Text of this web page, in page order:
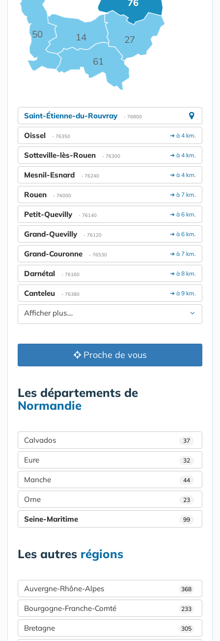
14 27
50
61
76
Saint-Étienne-du-Rouvray - 76800
➔ à 4 km.
Oissel - 76350
➔ à 4 km.
Sotteville-lès-Rouen - 76300
➔ à 4 km.
Mesnil-Esnard - 76240
➔ à 7 km.
Rouen - 76000
➔ à 6 km.
Petit-Quevilly - 76140
➔ à 6 km.
Grand-Quevilly - 76120
➔ à 7 km.
Grand-Couronne - 76530
➔ à 8 km.
Darnétal - 76160
➔ à 9 km.
Canteleu - 76380
Afficher plus....
Proche de vous
Les départements de
Normandie
Calvados 37
Eure 32
Manche 44
Orne 23
Seine-Maritime 99
Les autres régions
Auvergne-Rhône-Alpes 368
Bourgogne-Franche-Comté 233
Bretagne 305